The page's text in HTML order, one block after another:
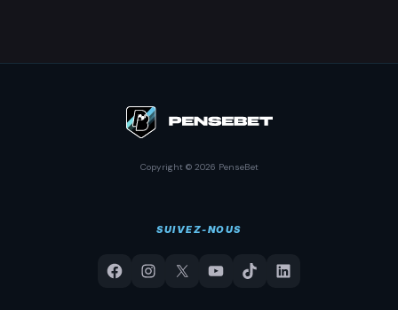
Copyright © 2026 PenseBet
SUIVEZ-NOUS